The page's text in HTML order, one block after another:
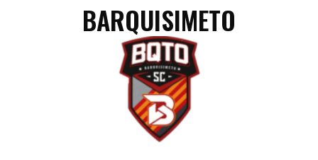
BARQUISIMETO